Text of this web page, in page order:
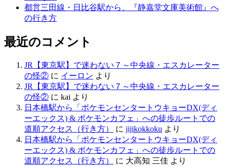
都営三田線・日比谷駅から、『静嘉堂文庫美術館』へ
の行き方
最近のコメント
JR【東京駅】で迷わない７～中央線・エスカレーター
の怪② に イーロン より
JR【東京駅】で迷わない７～中央線・エスカレーター
の怪② に kai より
日本橋駅から「ポケモンセンタートウキョーDX(ディ
ーエックス) & ポケモンカフェ」への徒歩ルートでの
道順アクセス（行き方）
に jijikokkoku より
日本橋駅から「ポケモンセンタートウキョーDX(ディ
ーエックス) & ポケモンカフェ」への徒歩ルートでの
道順アクセス（行き方）
に 大高知 三佳 より